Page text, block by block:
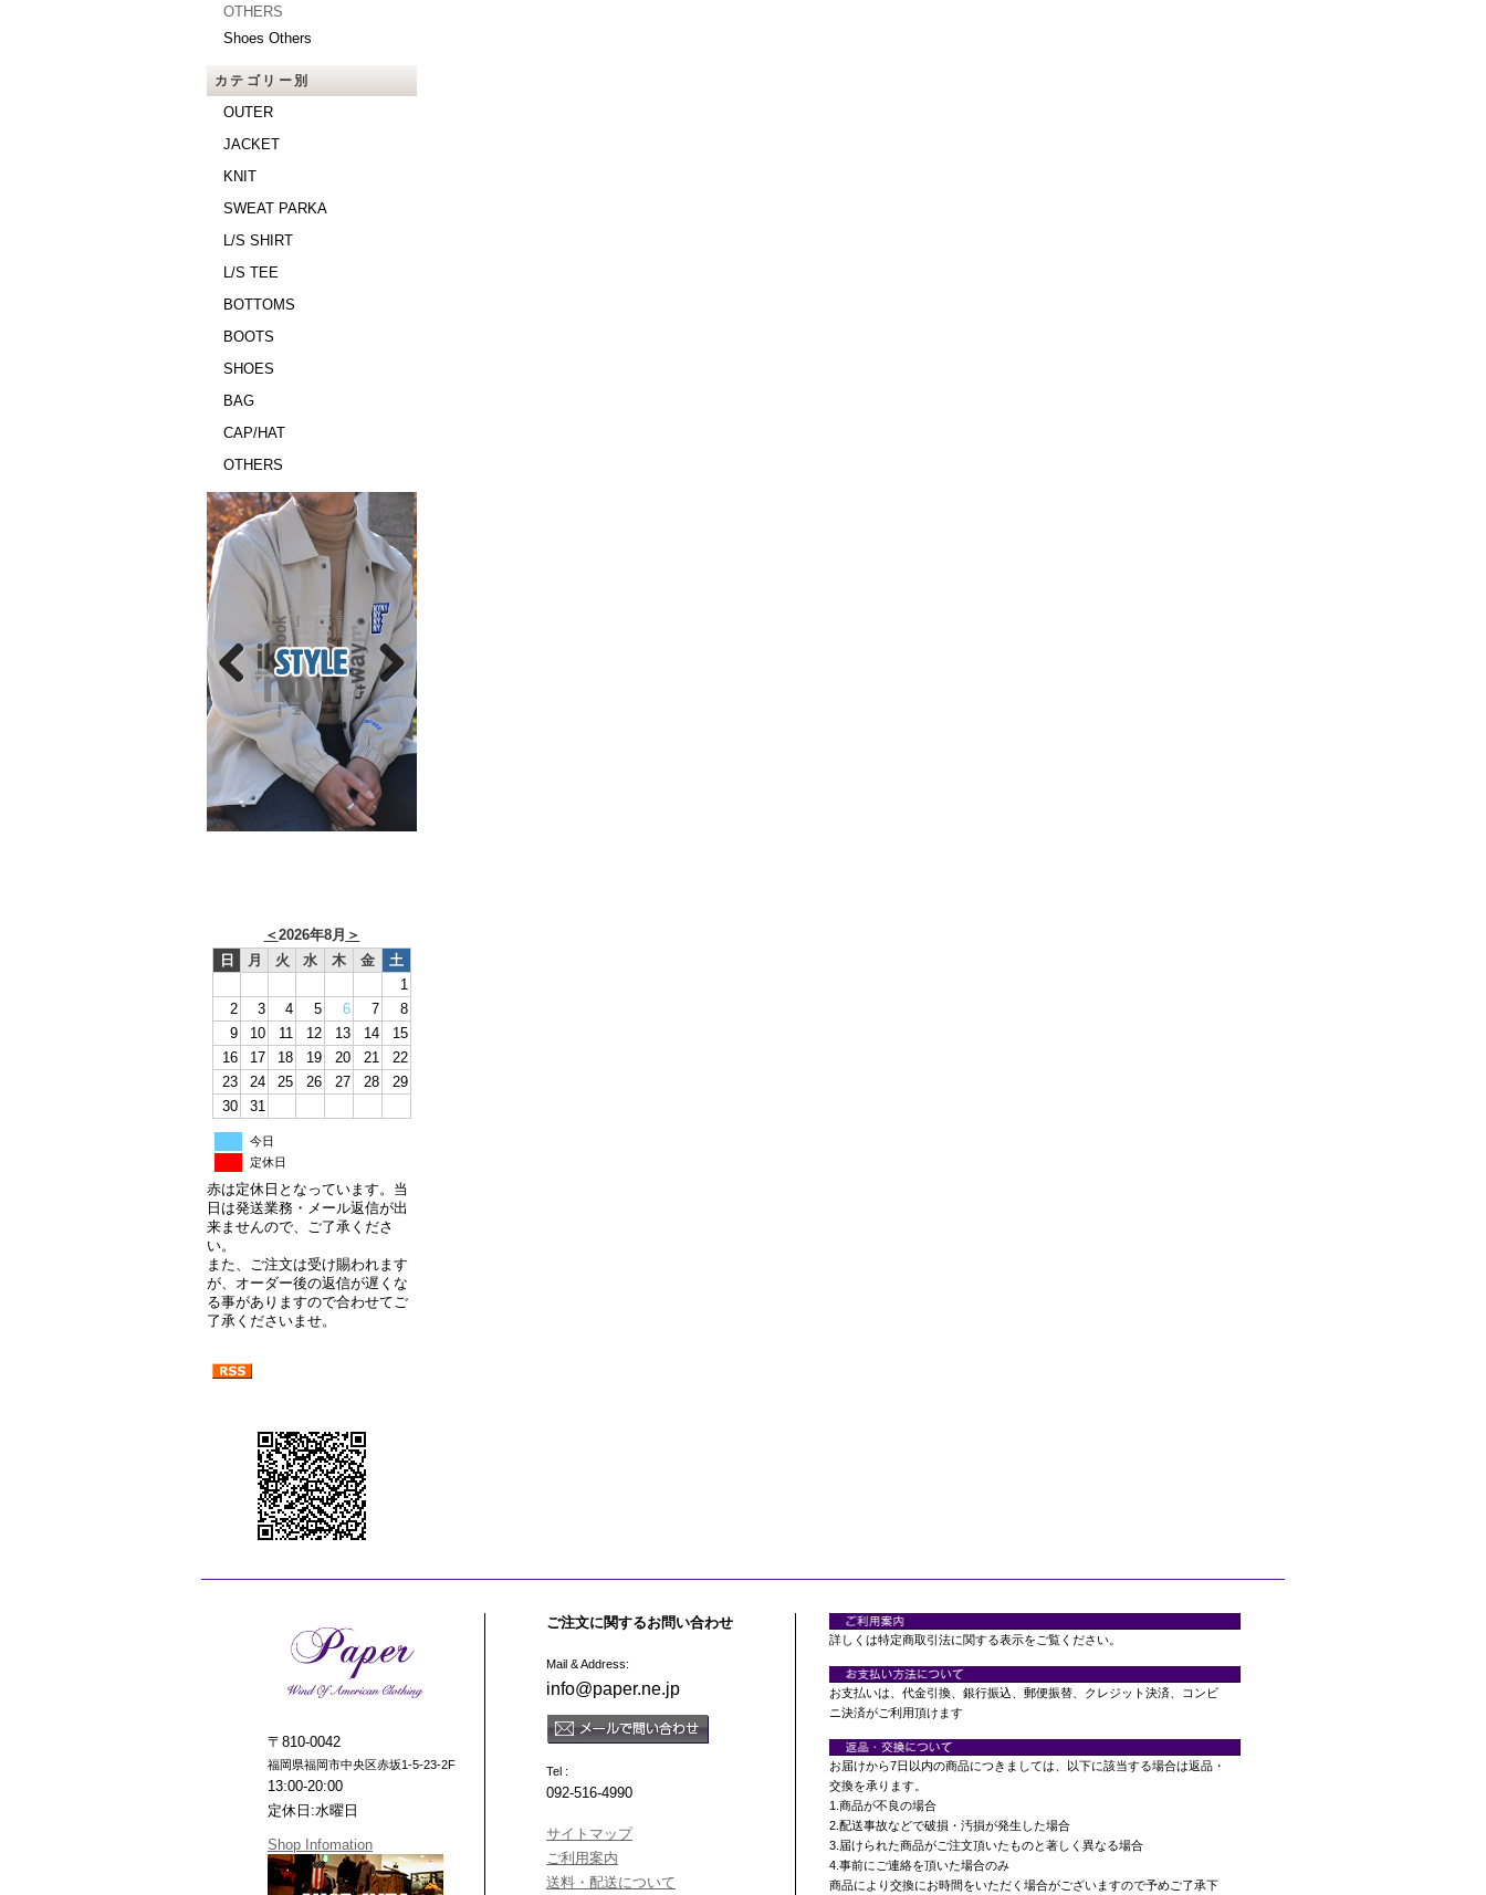
OTHERS
Shoes Others
カテゴリー別
OUTER
JACKET
KNIT
SWEAT PARKA
L/S SHIRT
L/S TEE
BOTTOMS
BOOTS
SHOES
BAG
CAP/HAT
OTHERS
＜2026年8月 ＞
日
月 火 水 木 金
土
1
2
3 4 5 6 7
8
9
10 11 12 13 14
15
16
17 18 19 20 21
22
23
24 25 26 27 28
29
30
31
今日
定休日
赤は定休日となっています。当
日は発送業務・メール返信が出
来ませんので、ご了承くださ
い。
また、ご注文は受け賜われます
が、オーダー後の返信が遅くな
る事がありますので合わせてご
了承くださいませ。
〒810-0042
福岡県福岡市中央区赤坂1-5-23-2F
13:00-20:00
定休日:水曜日
Shop Infomation
ご注文に関するお問い合わせ
Mail & Address:
info@paper.ne.jp
Tel :
092-516-4990
サイトマップ
ご利用案内
送料・配送について
詳しくは特定商取引法に関する表示をご覧ください。
お支払いは、代金引換、銀行振込、郵便振替、クレジット決済、コンビ
ニ決済がご利用頂けます
お届けから7日以内の商品につきましては、以下に該当する場合は返品・
交換を承ります。
1.商品が不良の場合
2.配送事故などで破損・汚損が発生した場合
3.届けられた商品がご注文頂いたものと著しく異なる場合
4.事前にご連絡を頂いた場合のみ
商品により交換にお時間をいただく場合がございますので予めご了承下